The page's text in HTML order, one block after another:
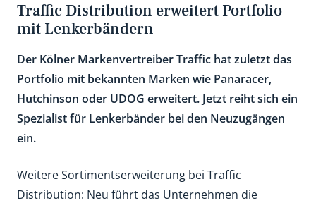
Traffic Distribution erweitert Portfolio
mit Lenkerbändern
Der Kölner Markenvertreiber Traffic hat zuletzt das
Portfolio mit bekannten Marken wie Panaracer,
Hutchinson oder UDOG erweitert. Jetzt reiht sich ein
Spezialist für Lenkerbänder bei den Neuzugängen
ein.
Weitere Sortimentserweiterung bei Traffic
Distribution: Neu führt das Unternehmen die